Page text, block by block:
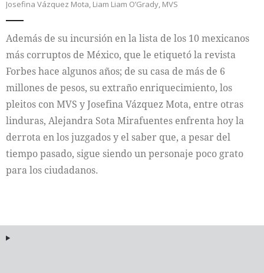
Colaboradores
Internacional
Cultura
Josefina Vázquez Mota, Liam Liam O’Grady, MVS
Además de su incursión en la lista de los 10 mexicanos
más corruptos de México, que le etiquetó la revista
Forbes hace algunos años; de su casa de más de 6
millones de pesos, su extraño enriquecimiento, los
pleitos con MVS y Josefina Vázquez Mota, entre otras
linduras, Alejandra Sota Mirafuentes enfrenta hoy la
derrota en los juzgados y el saber que, a pesar del
tiempo pasado, sigue siendo un personaje poco grato
para los ciudadanos.